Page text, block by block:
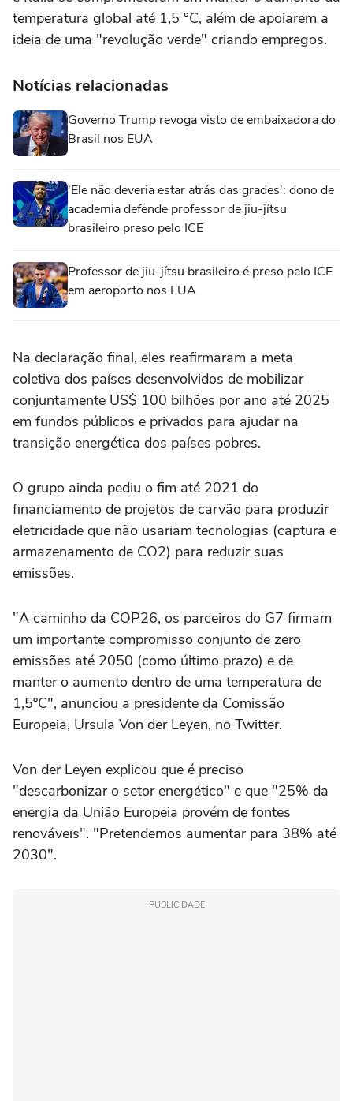
temperatura global até 1,5 °C, além de apoiarem a
ideia de uma "revolução verde" criando empregos.
Notícias relacionadas
Governo Trump revoga visto de embaixadora do
Brasil nos EUA
'Ele não deveria estar atrás das grades': dono de
academia defende professor de jiu-jítsu
brasileiro preso pelo ICE
Professor de jiu-jítsu brasileiro é preso pelo ICE
em aeroporto nos EUA
Na declaração final, eles reafirmaram a meta
coletiva dos países desenvolvidos de mobilizar
conjuntamente US$ 100 bilhões por ano até 2025
em fundos públicos e privados para ajudar na
transição energética dos países pobres.
O grupo ainda pediu o fim até 2021 do
financiamento de projetos de carvão para produzir
eletricidade que não usariam tecnologias (captura e
armazenamento de CO2) para reduzir suas
emissões.
"A caminho da COP26, os parceiros do G7 firmam
um importante compromisso conjunto de zero
emissões até 2050 (como último prazo) e de
manter o aumento dentro de uma temperatura de
1,5ºC", anunciou a presidente da Comissão
Europeia, Ursula Von der Leyen, no Twitter.
Von der Leyen explicou que é preciso
"descarbonizar o setor energético" e que "25% da
energia da União Europeia provém de fontes
renováveis". "Pretendemos aumentar para 38% até
2030".
PUBLICIDADE